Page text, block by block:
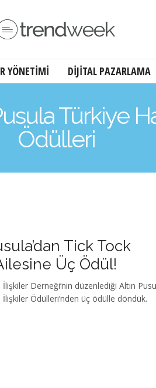
YÖNETİMİ DİJİTAL PAZARLAMA
Türkiye
Ödülleri
Tick Tock
Üç Ödül!
Derneği’nin düzenlediği Altın
Ödülleri’nden üç ödülle döndük.